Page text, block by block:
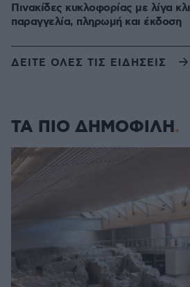
Πινακίδες κυκλοφορίας με λίγα
παραγγελία, πληρωμή και έκδοση
ΔΕΙΤΕ ΟΛΕΣ ΤΙΣ ΕΙΔΗΣΕΙΣ
ΤΑ ΠΙΟ ΔΗΜΟΦΙΛΗ